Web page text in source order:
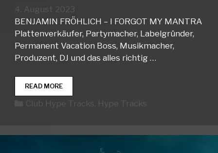
4. August 2023
BENJAMIN FRÖHLICH – I FORGOT MY MANTRA
Plattenverkäufer, Partymacher, Labelgründer,
Permanent Vacation Boss, Musikmacher,
Produzent, DJ und das alles richtig …
READ MORECLUB
HYPE
TRACKS
Kategorien
Club Hype Tracks, Hype Tracks